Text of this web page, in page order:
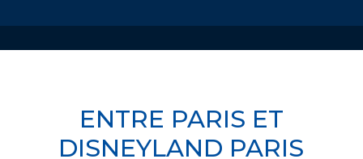
ENTRE PARIS ET
DISNEYLAND PARIS